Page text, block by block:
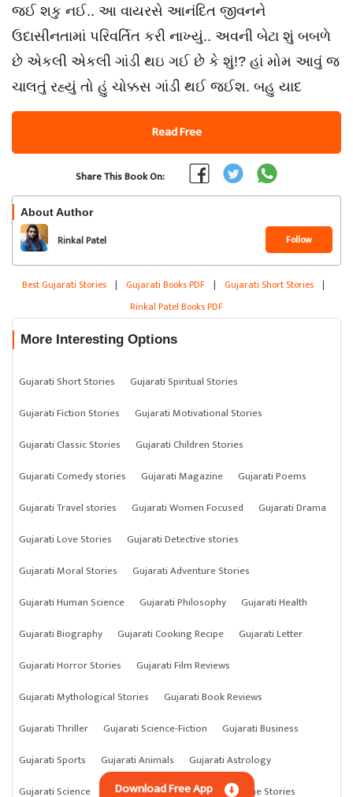
જઈ શકુ નઈ.. આ વાયરસે આનંદિત જીવનને
ઉદાસીનતામાં પરિવર્તિત કરી નાખ્યું.. અવની બેટા શું બબળે
છે એકલી એકલી ગાંડી થઇ ગઈ છે કે શું!? હાં મોમ આવું જ
ચાલતું રહ્યું તો હું ચોક્કસ ગાંડી થઈ જઈશ. બહુ યાદ
Read Free
Share This Book On:
About Author
Rinkal Patel Follow
Best Gujarati Stories | Gujarati Books PDF | Gujarati Short Stories |
Rinkal Patel Books PDF
More Interesting Options
Gujarati Short Stories
Gujarati Spiritual Stories
Gujarati Fiction Stories
Gujarati Motivational Stories
Gujarati Classic Stories
Gujarati Children Stories
Gujarati Comedy stories
Gujarati Magazine
Gujarati Poems
Gujarati Travel stories
Gujarati Women Focused
Gujarati Drama
Gujarati Love Stories
Gujarati Detective stories
Gujarati Moral Stories
Gujarati Adventure Stories
Gujarati Human Science
Gujarati Philosophy
Gujarati Health
Gujarati Biography
Gujarati Cooking Recipe
Gujarati Letter
Gujarati Horror Stories
Gujarati Film Reviews
Gujarati Mythological Stories
Gujarati Book Reviews
Gujarati Thriller
Gujarati Science-Fiction
Gujarati Business
Gujarati Sports
Gujarati Animals
Gujarati Astrology
Gujarati Science
Gujarati Anything Gujarati Crime Stories
Download Free App